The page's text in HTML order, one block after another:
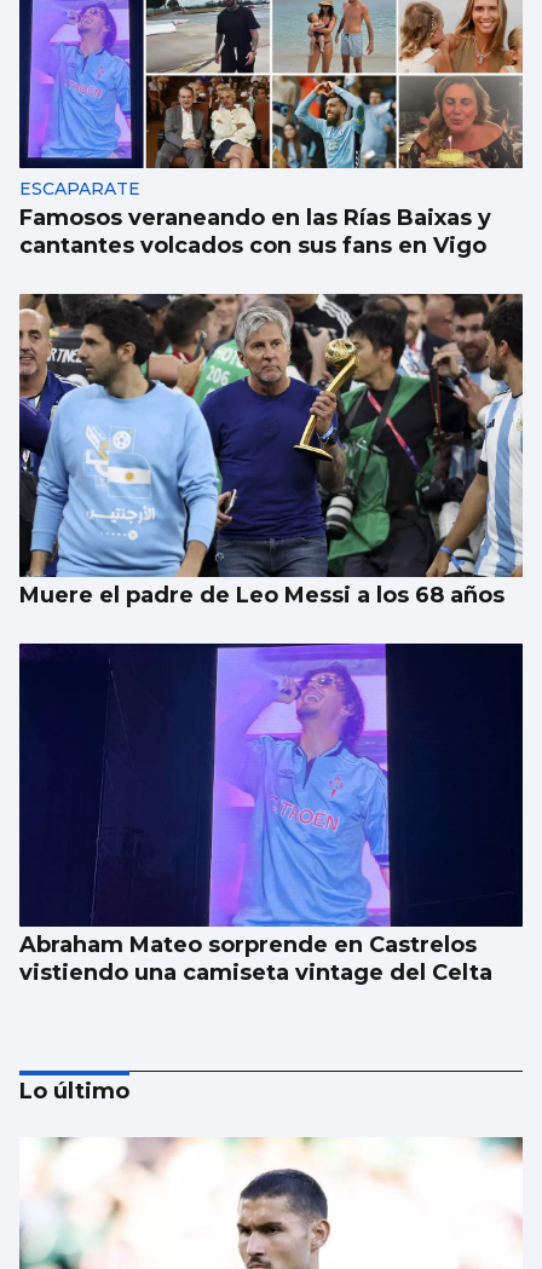
ESCAPARATE
Famosos veraneando en las Rías Baixas y
cantantes volcados con sus fans en Vigo
Muere el padre de Leo Messi a los 68 años
Abraham Mateo sorprende en Castrelos
vistiendo una camiseta vintage del Celta
Lo último